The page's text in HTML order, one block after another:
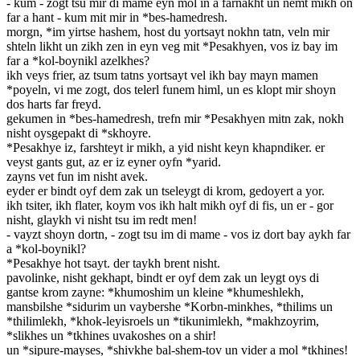
far a hant - kum mit mir in *bes-hamedresh.
morgn, *im yirtse hashem, host du yortsayt nokhn tatn, veln mir
shteln likht un zikh zen in eyn veg mit *Pesakhyen, vos iz bay im
far a *kol-boynikl azelkhes?
ikh veys frier, az tsum tatns yortsayt vel ikh bay mayn mamen
*poyeln, vi me zogt, dos telerl funem himl, un es klopt mir shoyn
dos harts far freyd.
gekumen in *bes-hamedresh, trefn mir *Pesakhyen mitn zak, nokh
nisht oysgepakt di *skhoyre.
*Pesakhye iz, farshteyt ir mikh, a yid nisht keyn khapndiker. er
veyst gants gut, az er iz eyner oyfn *yarid.
zayns vet fun im nisht avek.
eyder er bindt oyf dem zak un tseleygt di krom, gedoyert a yor.
ikh tsiter, ikh flater, koym vos ikh halt mikh oyf di fis, un er - gor
nisht, glaykh vi nisht tsu im redt men!
- vayzt shoyn dortn, - zogt tsu im di mame - vos iz dort bay aykh far
a *kol-boynikl?
*Pesakhye hot tsayt. der taykh brent nisht.
pavolinke, nisht gekhapt, bindt er oyf dem zak un leygt oys di
gantse krom zayne: *khumoshim un kleine *khumeshlekh,
mansbilshe *sidurim un vaybershe *Korbn-minkhes, *thilims un
*thilimlekh, *khok-leyisroels un *tikunimlekh, *makhzoyrim,
*slikhes un *tkhines uvakoshes on a shir!
un *sipure-mayses, *shivkhe bal-shem-tov un vider a mol *tkhines!